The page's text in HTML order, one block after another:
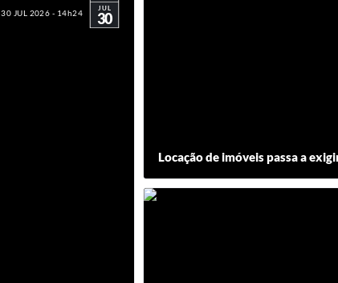
30 JUL 2026 - 14h24 JUL
30
Locação de imóveis passa a